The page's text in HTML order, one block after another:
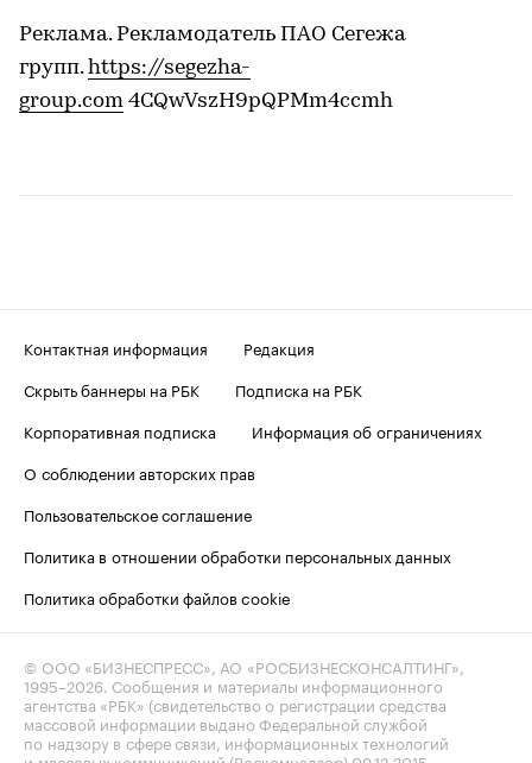
Реклама. Рекламодатель ПАО Сегежа
групп.https://segezha-
group.com 4CQwVszH9pQPMm4ccmh
Контактная информация
Редакция
Скрыть баннеры на РБК
Подписка на РБК
Корпоративная подписка
Информация об ограничениях
О соблюдении авторских прав
Пользовательское соглашение
Политика в отношении обработки персональных данных
Политика обработки файлов cookie
© ООО «БИЗНЕСПРЕСС», АО «РОСБИЗНЕСКОНСАЛТИНГ»,
1995–2026. Сообщения и материалы информационного
агентства «РБК» (свидетельство о регистрации средства
массовой информации выдано Федеральной службой
по надзору в сфере связи, информационных технологий